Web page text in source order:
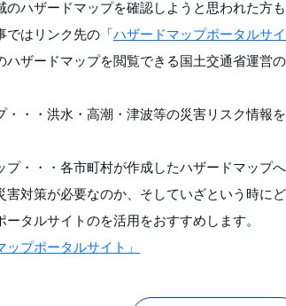
ハザードマップを確認しようと思われた方
ではリンク先の「ハザードマップポータルサ
ハザードマップを閲覧できる国土交通省運営
・・・洪水・高潮・津波等の災害リスク情報
プ・・・各市町村が作成したハザードマップへ
害対策が必要なのか、そしていざという時に
タルサイトのを活用をおすすめします。
プポータルサイト」